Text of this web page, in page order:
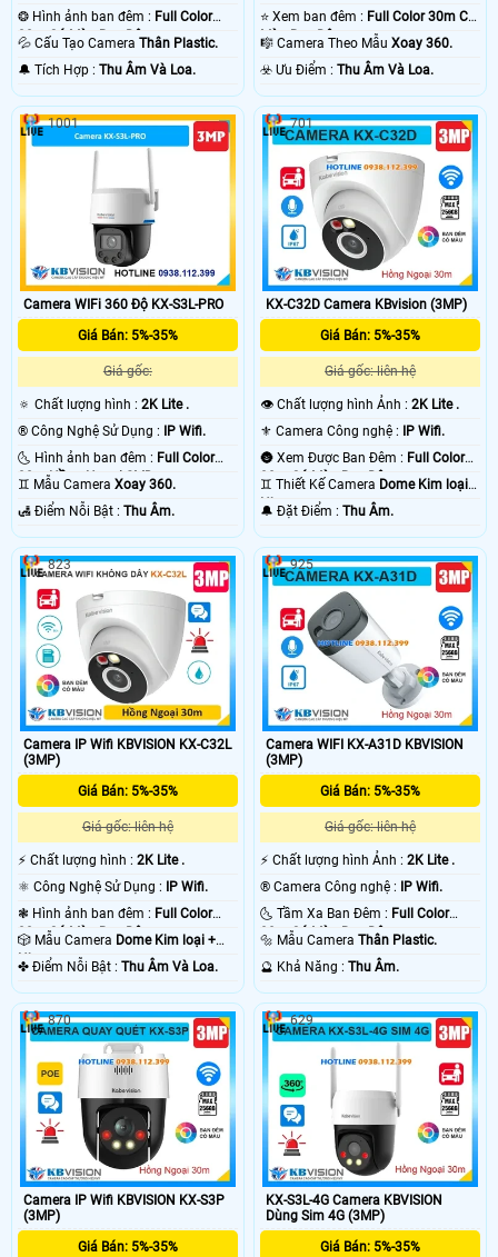
❂ Hình ảnh ban đêm : Full Color
30m Có Màu Ban Ðêm.
💦 Cấu Tạo Camera Thân Plastic.
️🔔 Tích Hợp : Thu Âm Và Loa.
⭐ Xem ban đêm : Full Color 30m Có
Màu Ban Ðêm.
🎼️ Camera Theo MẫuXoay 360.
️☣️ Ưu Điểm :Thu Âm Và Loa.
Camera WIFi 360 Độ KX-S3L-PRO
Giá Bán: 5%-35%
Giá gốc:
🔅 Chất lượng hình : 2K Lite .
®️ Công Nghệ Sử Dụng : IP Wifi.
🌜 Hình ảnh ban đêm : Full Color
30m Hồng Ngoại SMD.
♊ Mẫu Camera Xoay 360.
️🛃 Điểm Nỗi Bật : Thu Âm.
1001
KX-C32D Camera KBvision (3MP)
Giá Bán: 5%-35%
Giá gốc: liên hệ
👁 Chất lượng hình Ảnh :2K Lite .
⚜️ Camera Công nghệ : IP Wifi.
🌚 Xem Được Ban Đêm : Full Color
30m Có Màu Ban Ðêm.
♊ Thiết Kế Camera Dome Kim loại +
Nhựa.
️🔔 Đặt Điểm :Thu Âm.
701
Camera IP Wifi KBVISION KX-C32L
(3MP)
Giá Bán: 5%-35%
Giá gốc: liên hệ
️⚡ Chất lượng hình : 2K Lite .
⚛️ Công Nghệ Sử Dụng :
IP Wifi.
❃ Hình ảnh ban đêm : Full Color
30m Có Màu Ban Ðêm.
🎲 Mẫu Camera Dome Kim loại +
Nhựa.
️✤ Điểm Nỗi Bật : Thu Âm Và Loa.
823
Camera WIFI KX-A31D KBVISION
(3MP)
Giá Bán: 5%-35%
Giá gốc: liên hệ
️⚡ Chất lượng hình Ảnh :2K Lite .
®️ Camera Công nghệ :
IP Wifi.
🌜 Tầm Xa Ban Đêm : Full Color
30m Có Màu Ban Ðêm.
🔩 Mẫu CameraThân Plastic.
️🔮 Khả Năng :Thu Âm.
925
Camera IP Wifi KBVISION KX-S3P
(3MP)
Giá Bán: 5%-35%
870
KX-S3L-4G Camera KBVISION
Dùng Sim 4G (3MP)
Giá Bán: 5%-35%
629